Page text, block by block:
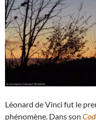
Léonard de Vinci fut le
phénomène. Dans son